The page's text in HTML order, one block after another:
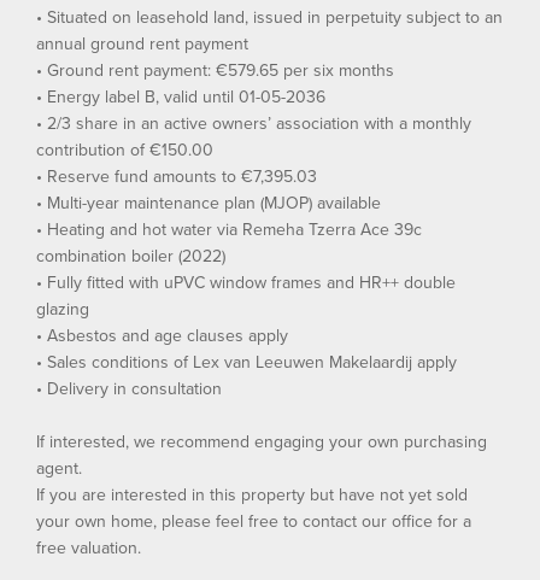
• Situated on leasehold land, issued in perpetuity subject to an
annual ground rent payment
• Ground rent payment: €579.65 per six months
• Energy label B, valid until 01-05-2036
• 2/3 share in an active owners’ association with a monthly
contribution of €150.00
• Reserve fund amounts to €7,395.03
• Multi-year maintenance plan (MJOP) available
• Heating and hot water via Remeha Tzerra Ace 39c
combination boiler (2022)
• Fully fitted with uPVC window frames and HR++ double
glazing
• Asbestos and age clauses apply
• Sales conditions of Lex van Leeuwen Makelaardij apply
• Delivery in consultation
If interested, we recommend engaging your own purchasing
agent.
If you are interested in this property but have not yet sold
your own home, please feel free to contact our office for a
free valuation.